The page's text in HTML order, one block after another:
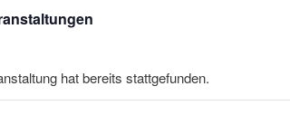
hat bereits stattgefunden.